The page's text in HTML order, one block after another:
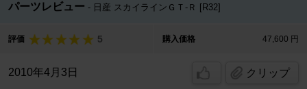
パーツレビュー 日産 スカイラインＧＴ‐Ｒ [R32]
評価 5 購入価格 47,600 円
2010年4月3日 クリップ